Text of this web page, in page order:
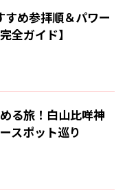
すめ参拝順＆パワー
全ガイド】
る旅！白山比咩神
スポット巡り